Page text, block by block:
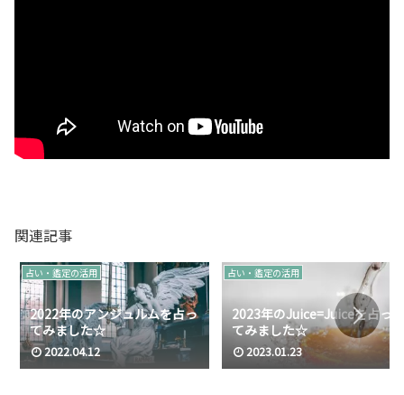
関連記事
占い・鑑定の活用
2022年のアンジュルムを占っ
てみました☆
2022.04.12
占い・鑑定の活用
2023年のJuice=Juiceを占っ
てみました☆
2023.01.23